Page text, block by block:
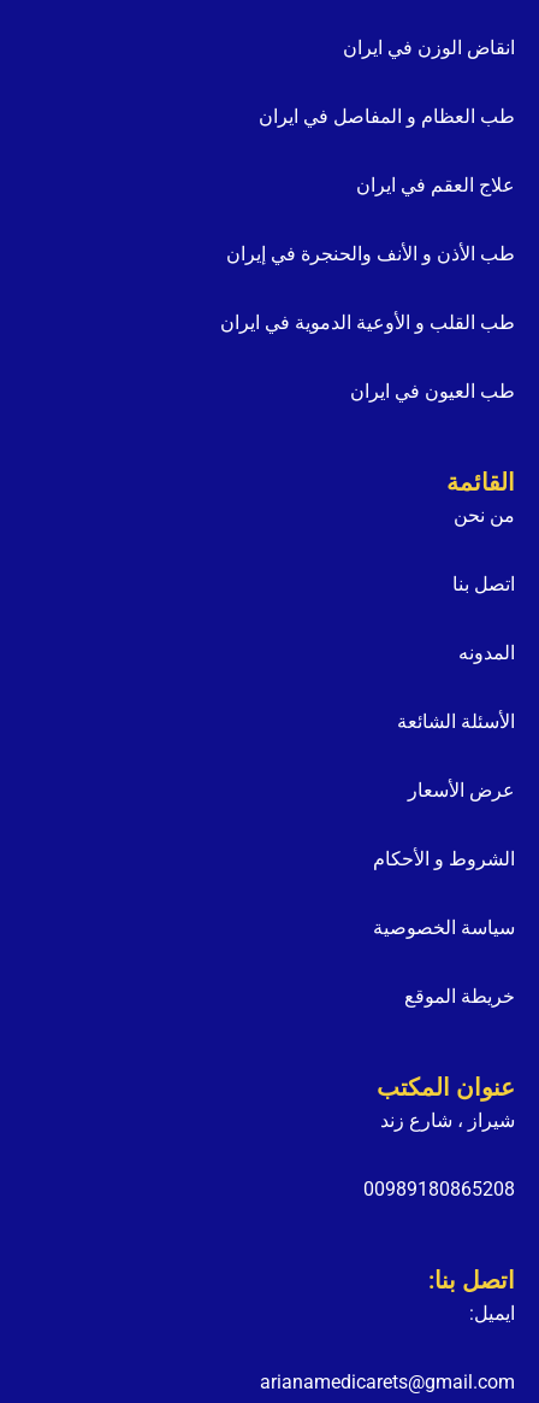
انقاض الوزن في ايران
طب العظام و المفاصل في ايران
علاج العقم في ايران
طب الأذن و الأنف والحنجرة في إيران
طب القلب و الأوعية الدموية في ايران
طب العيون في ايران
القائمة
من نحن
اتصل بنا
المدونه
الأسئلة الشائعة
عرض الأسعار
الشروط و الأحكام
سياسة الخصوصية
خريطة الموقع
عنوان المكتب
شيراز ، شارع زند
00989180865208
اتصل بنا:
ايميل:
arianamedicarets@gmail.com